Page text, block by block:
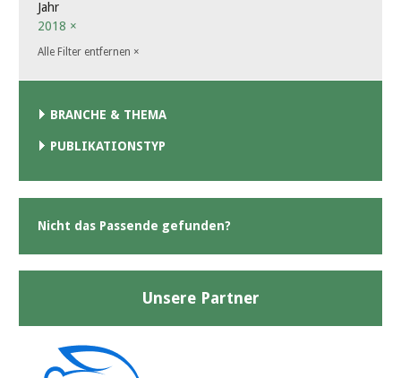
Jahr
2018 ×
Alle Filter entfernen ×
BRANCHE & THEMA
PUBLIKATIONSTYP
Nicht das Passende gefunden?
Unsere Partner